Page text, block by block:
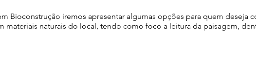
Bioconstrução iremos apresentar algumas opções para quem deseja
materiais naturais do local, tendo como foco a leitura da paisagem,
de construção que são utilizadas há milênios por diversos povos